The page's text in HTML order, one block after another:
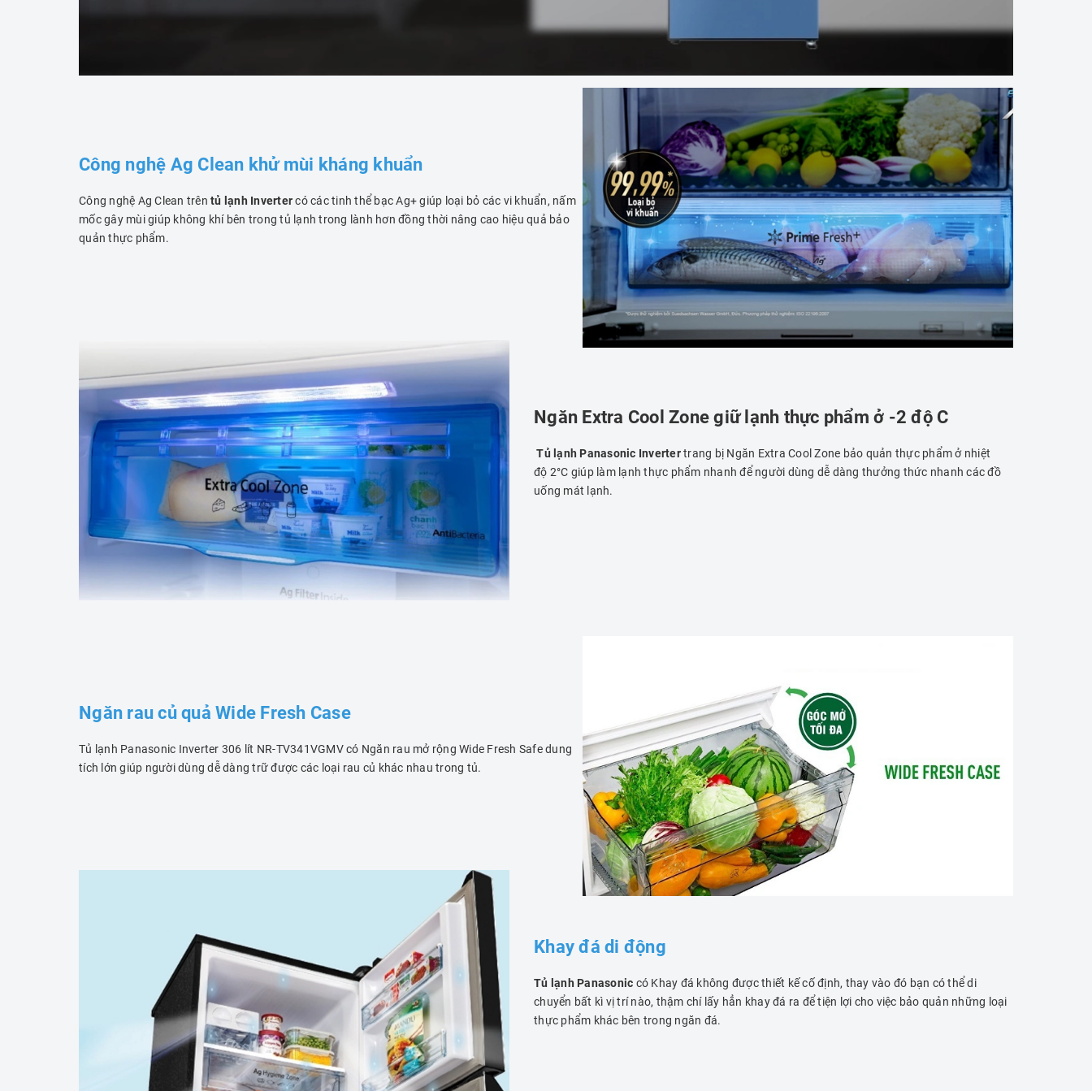
Công nghệ Ag Clean khử mùi kháng khuẩn
Công nghệ Ag Clean trên tủ lạnh Invertercó các tinh thể bạc Ag+ giúp loại bỏ các vi khuẩn, nấm
mốc gây mùi giúp không khí bên trong tủ lạnh trong lành hơn đồng thời nâng cao hiệu quả bảo
quản thực phẩm.
Ngăn Extra Cool Zone giữ lạnh thực phẩm ở -2 độ C
Tủ lạnh Panasonic Invertertrang bị Ngăn Extra Cool Zone bảo quản thực phẩm ở nhiệt
độ 2°C giúp làm lạnh thực phẩm nhanh để người dùng dễ dàng thưởng thức nhanh các đồ
uống mát lạnh.
Ngăn rau củ quả Wide Fresh Case
Tủ lạnh Panasonic Inverter 306 lít NR-TV341VGMV có Ngăn rau mở rộng Wide Fresh Safe dung
tích lớn giúp người dùng dễ dàng trữ được các loại rau củ khác nhau trong tủ.
Khay đá di động
Tủ lạnh Panasonic có Khay đá không được thiết kế cố định, thay vào đó bạn có thể di
chuyển bất kì vị trí nào, thậm chí lấy hẳn khay đá ra để tiện lợi cho việc bảo quản những loại
thực phẩm khác bên trong ngăn đá.